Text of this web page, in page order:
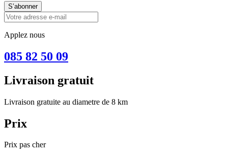
S’abonner
Applez nous
085 82 50 09
Livraison gratuit
Livraison gratuite au diametre de 8 km
Prix
Prix pas cher